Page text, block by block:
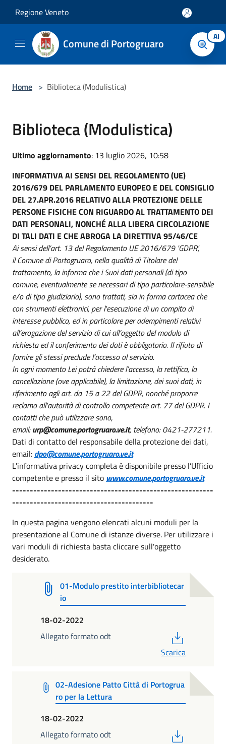
Regione Veneto
Comune di Portogruaro AI
Home > Biblioteca (Modulistica)
Biblioteca (Modulistica)
Ultimo aggiornamento: 13 luglio 2026, 10:58
INFORMATIVA AI SENSI DEL REGOLAMENTO (UE)
2016/679 DEL PARLAMENTO EUROPEO E DEL CONSIGLIO
DEL 27.APR.2016 RELATIVO ALLA PROTEZIONE DELLE
PERSONE FISICHE CON RIGUARDO AL TRATTAMENTO DEI
DATI PERSONALI, NONCHÉ ALLA LIBERA CIRCOLAZIONE
DI TALI DATI E CHE ABROGA LA DIRETTIVA 95/46/CE
Ai sensi dell’art. 13 del Regolamento UE 2016/679 'GDPR',
il Comune di Portogruaro, nella qualità di Titolare del
trattamento, la informa che i Suoi dati personali (di tipo
comune, eventualmente se necessari di tipo particolare-sensibile
e/o di tipo giudiziario), sono trattati, sia in forma cartacea che
con strumenti elettronici, per l'esecuzione di un compito di
interesse pubblico, ed in particolare per adempimenti relativi
all’erogazione del servizio di cui all’oggetto del modulo di
richiesta ed il conferimento dei dati è obbligatorio. Il rifiuto di
fornire gli stessi preclude l’accesso al servizio.
In ogni momento Lei potrà chiedere l’accesso, la rettifica, la
cancellazione (ove applicabile), la limitazione, dei suoi dati, in
riferimento agli art. da 15 a 22 del GDPR, nonché proporre
reclamo all'autorità di controllo competente art. 77 del GDPR. I
contatti che può utilizzare sono,
email:urp@comune.portogruaro.ve.it, telefono: 0421-277211.
Dati di contatto del responsabile della protezione dei dati,
email: dpo@comune.portogruaro.ve.it
L'informativa privacy completa è disponibile presso l’Ufficio
competente e presso il sito www.comune.portogruaro.ve.it
---------------------------------------------------------
----------------------------------------
In questa pagina vengono elencati alcuni moduli per la
presentazione al Comune di istanze diverse. Per utilizzare i
vari moduli di richiesta basta cliccare sull'oggetto
desiderato.
01-Modulo prestito interbibliotecar
io
18-02-2022
Allegato formato odt
Scarica
02-Adesione Patto Città di Portogrua
ro per la Lettura
18-02-2022
Allegato formato odt